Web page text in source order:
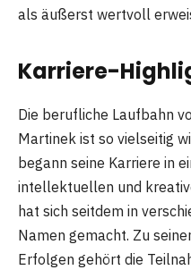
als äußerst wertvoll
Karriere-
Die berufliche Laufbahn
Martinek ist so vielseitig
begann seine Karriere in
intellektuellen und
hat sich seitdem in
Namen gemacht. Zu
Erfolgen gehört die